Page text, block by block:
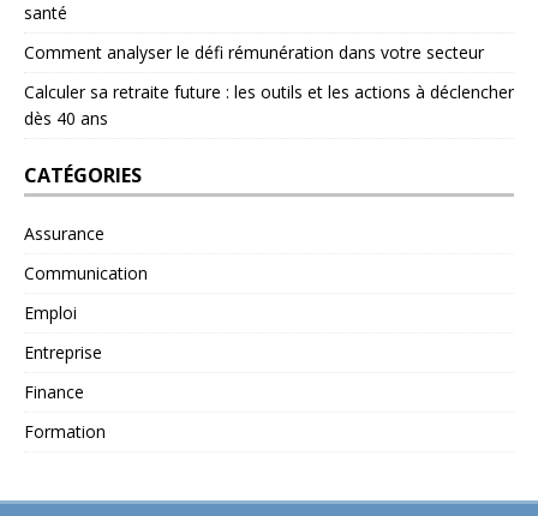
santé
Comment analyser le défi rémunération dans votre secteur
Calculer sa retraite future : les outils et les actions à déclencher
dès 40 ans
CATÉGORIES
Assurance
Communication
Emploi
Entreprise
Finance
Formation